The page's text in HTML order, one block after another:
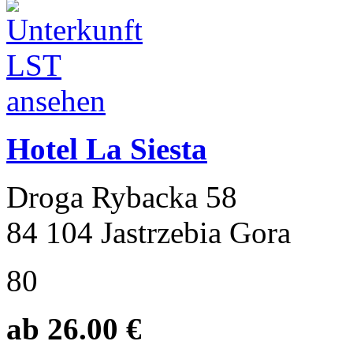
Hotel La Siesta
Droga Rybacka 58
84 104 Jastrzebia Gora
80
ab 26.00 €